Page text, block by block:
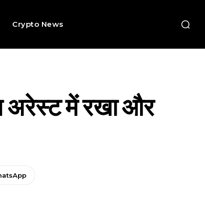
Crypto News
अरेस्ट में रखा और